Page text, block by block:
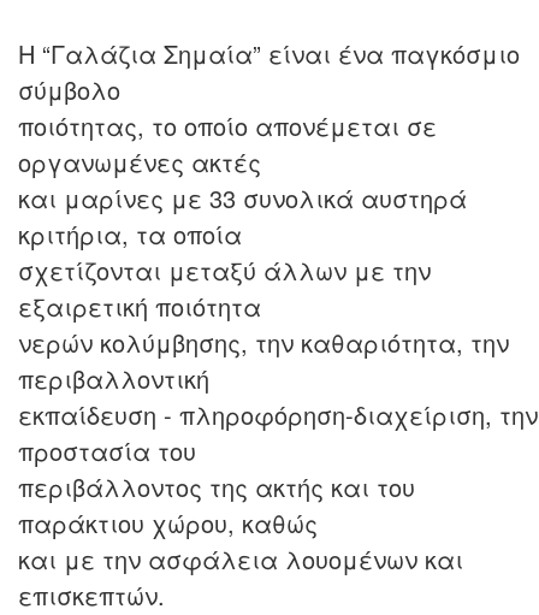
Η “Γαλάζια Σημαία” είναι ένα παγκόσμιο
σύμβολο
ποιότητας, το οποίο απονέμεται σε
οργανωμένες ακτές
και μαρίνες με 33 συνολικά αυστηρά
κριτήρια, τα οποία
σχετίζονται μεταξύ άλλων με την
εξαιρετική ποιότητα
νερών κολύμβησης, την καθαριότητα, την
περιβαλλοντική
εκπαίδευση - πληροφόρηση-διαχείριση, την
προστασία του
περιβάλλοντος της ακτής και του
παράκτιου χώρου, καθώς
και με την ασφάλεια λουομένων και
επισκεπτών.